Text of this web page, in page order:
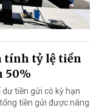
tính tỷ lệ tiền
50%
dư tiền gửi có kỳ hạn
tiền gửi được nâng